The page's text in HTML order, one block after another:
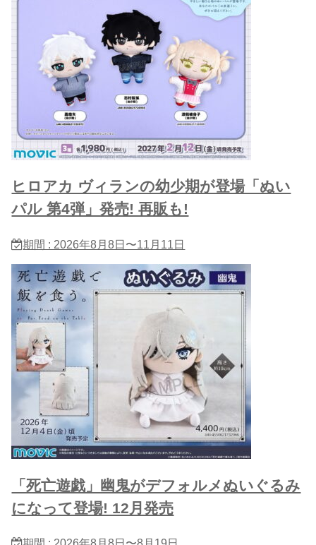
ヒロアカ ヴィランの幼少期が登場「ぬい
パル 第4弾」発売! 再販も!
期間 : 2026年8月8日〜11月11日
「死亡遊戯」幽鬼がデフォルメぬいぐるみ
になって登場! 12月発売